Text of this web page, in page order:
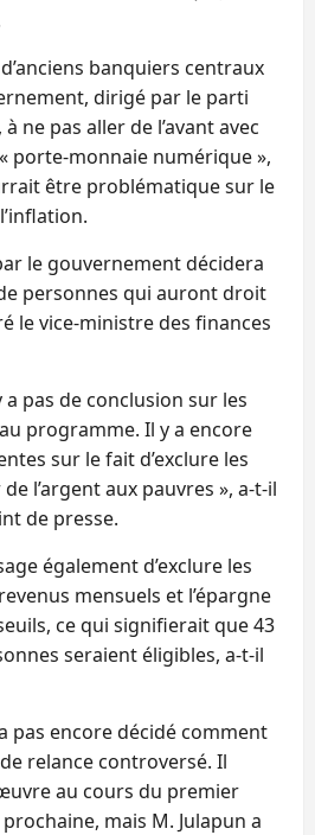
banquiers centraux
dirigé par le parti
ne pas aller de l’avant avec
porte-monnaie numérique »,
être problématique sur le
le gouvernement décidera
personnes qui auront droit
le vice-ministre des finances
a pas de conclusion sur les
programme. Il y a encore
sur le fait d’exclure les
l’argent aux pauvres », a-t-il
de presse.
également d’exclure les
mensuels et l’épargne
ce qui signifierait que 43
seraient éligibles, a-t-il
pas encore décidé comment
relance controversé. Il
au cours du premier
mais M. Julapun a